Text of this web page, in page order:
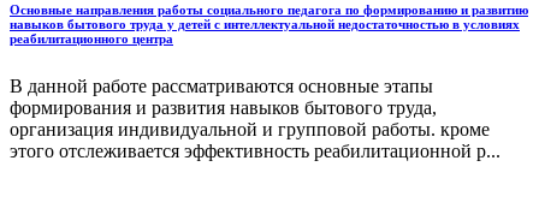
Основные направления работы социального педагога по формированию и развитию
навыков бытового труда у детей с интеллектуальной недостаточностью в условиях
реабилитационного центра
В данной работе рассматриваются основные этапы
формирования и развития навыков бытового труда,
организация индивидуальной и групповой работы. кроме
этого отслеживается эффективность реабилитационной р...